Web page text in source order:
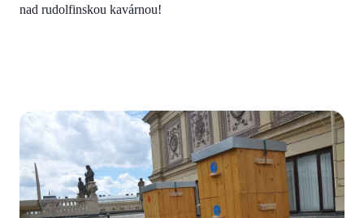
nad rudolfinskou kavárnou!